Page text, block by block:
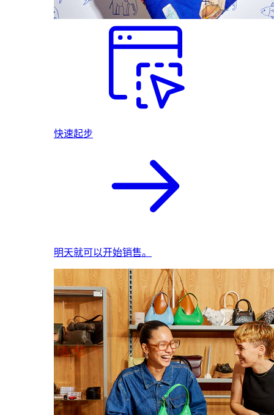
快速起步
明天就可以开始销售。